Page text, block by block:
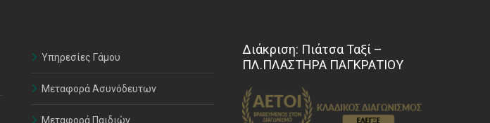
Υπηρεσίες Γάμου
Μεταφορά Ασυνόδευτων
Μεταφορά Παιδιών
Διάκριση: Πιάτσα Ταξί –
ΠΛ.ΠΛΑΣΤΗΡΑ ΠΑΓΚΡΑΤΙΟΥ